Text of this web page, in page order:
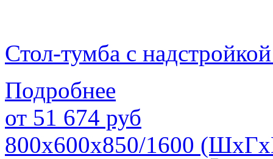
Стол-тумба с
Подробнее
от 51 674 руб
800х600х850/1600